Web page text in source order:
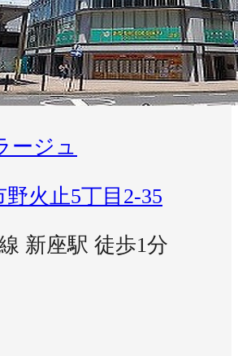
ージュ
火止5丁目2-35
新座駅 徒歩1分